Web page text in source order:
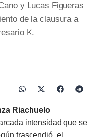
y Lucas Figueras
de la clausura a
K.
Riachuelo
intensidad que se
trascendió, el